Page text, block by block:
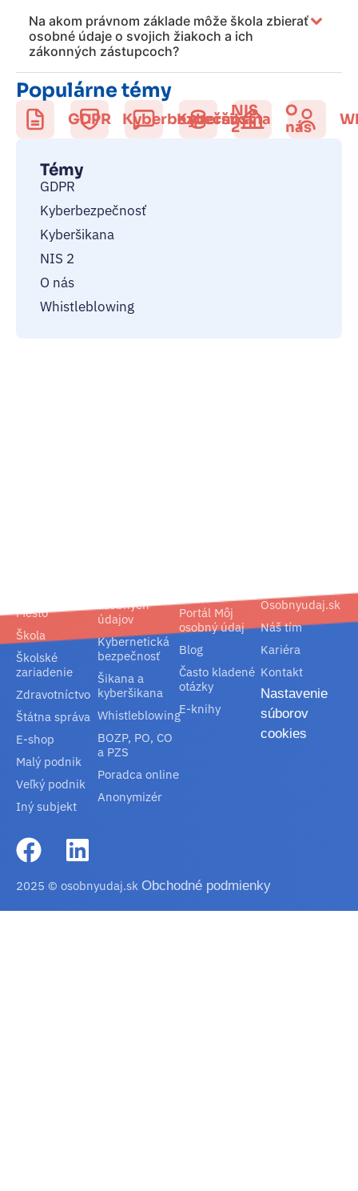
Na akom právnom základe môže škola zbierať
osobné údaje o svojich žiakoch a ich
zákonných zástupcoch?
Populárne témy
GDPR Kyberbezpečnosť
Kyberšikana
NIS
2
O
nás
Témy
GDPR
Kyberbezpečnosť
Kyberšikana
NIS 2
O nás
Whistleblowing
Mesto
Škola
Školské
zariadenie
Zdravotníctvo
Štátna správa
E-shop
Malý podnik
Veľký podnik
Iný subjekt
osobných
údajov
Kybernetická
bezpečnosť
Šikana a
kyberšikana
Whistleblowing
BOZP, PO, CO
a PZS
Poradca online
Anonymizér
Portál Môj
osobný údaj
Blog
Často kladené
otázky
E-knihy
Osobnyudaj.sk
Náš tím
Kariéra
Kontakt
Nastavenie
súborov
cookies
2025 © osobnyudaj.sk Obchodné podmienky